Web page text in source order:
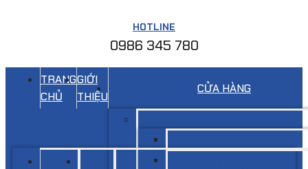
HOTLINE
0986 345 780
TRANG
CHỦ
GIỚI
THIỆU
CỬA HÀNG
TRANG